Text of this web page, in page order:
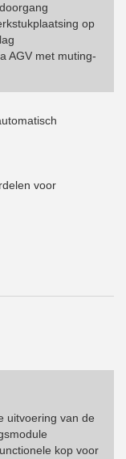
op
AGV met muting-
voor
uitvoering van de
kop voor